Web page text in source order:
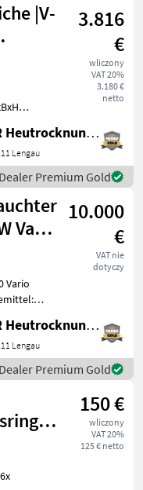
|V-
3.816
€
wliczony
VAT 20%
3.180 €
netto
E-
HSR Heutrocknung SR GmbH
Lengau
Dealer Premium Gold
Vario
+
10.000
€
VAT nie
dotyczy
Vario
OJL E-
14kW
HSR Heutrocknung SR GmbH
Lengau
Dealer Premium Gold
150 €
wliczony
VAT 20%
125 € netto